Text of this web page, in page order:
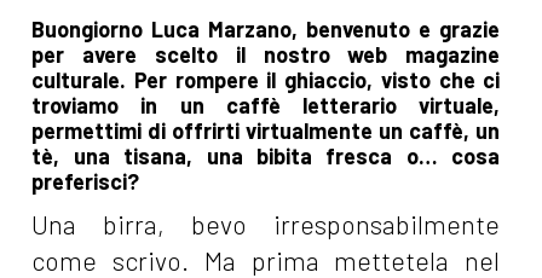
Buongiorno Luca Marzano, benvenuto e grazie
per avere scelto il nostro web magazine
culturale. Per rompere il ghiaccio, visto che ci
troviamo in un caffè letterario virtuale,
permettimi di offrirti virtualmente un caffè, un
tè, una tisana, una bibita fresca o… cosa
preferisci?
Una birra, bevo irresponsabilmente
come scrivo. Ma prima mettetela nel